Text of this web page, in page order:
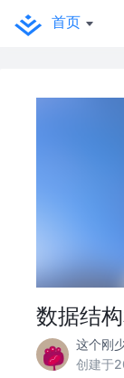
首页
数据结
这个刚
创建于